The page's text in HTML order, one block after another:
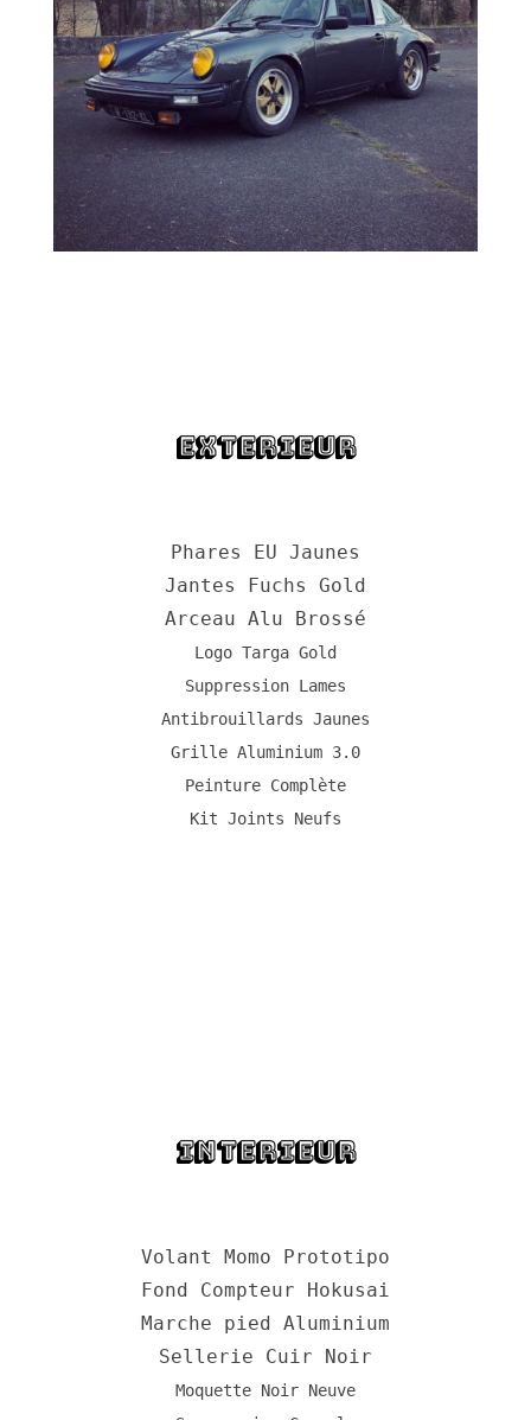
EXTERIEUR
Phares EU Jaunes
Jantes Fuchs Gold
Arceau Alu Brossé
Logo Targa Gold
Suppression Lames
Antibrouillards Jaunes
Grille Aluminium 3.0
Peinture Complète
Kit Joints Neufs
Interieur
Volant Momo Prototipo
Fond Compteur Hokusai
Marche pied Aluminium
Sellerie Cuir Noir
Moquette Noir Neuve